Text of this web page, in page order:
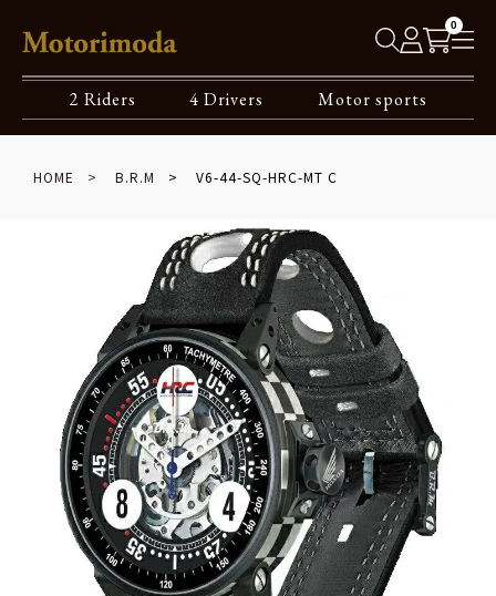
0
2 Riders 4 Drivers Motor sports
HOME B.R.M V6-44-SQ-HRC-MT C